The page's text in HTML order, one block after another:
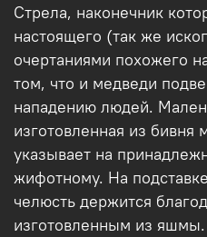
Стрела, наконечник
настоящего (так же
очертаниями похожего
том, что и медведи
нападению людей.
изготовленная из бивня
указывает на
жифотному. На
челюсть держится
изготовленным из яшмы.